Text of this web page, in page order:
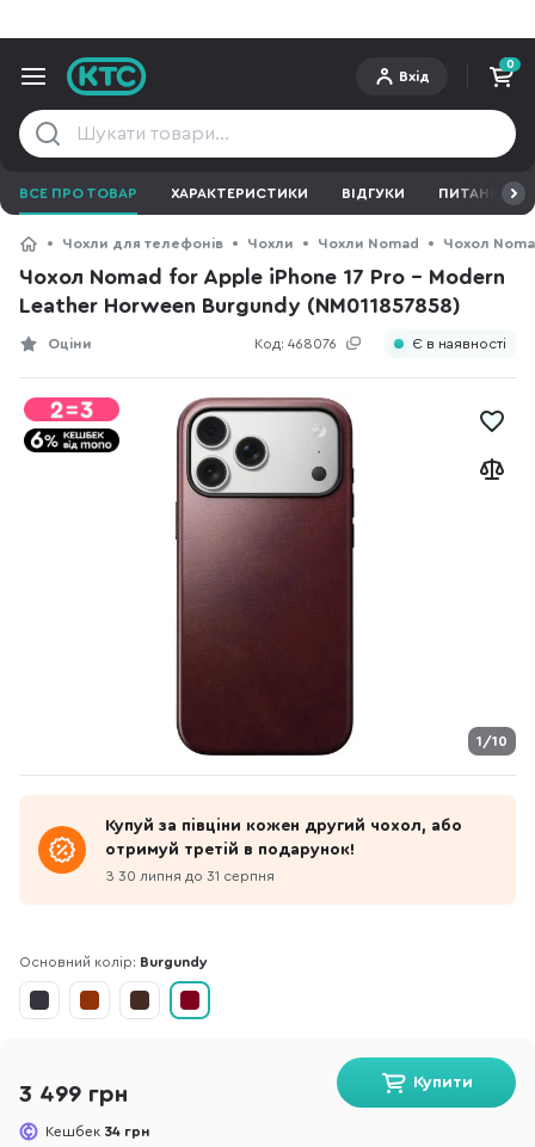
Вхід
0
ВСЕ ПРО ТОВАР ХАРАКТЕРИСТИКИ ВІДГУКИ ПИТАННЯ ТА
Чохли для телефонів Чохли Чохли Nomad Чохол
Чохол Nomad for Apple iPhone 17 Pro - Modern
Leather Horween Burgundy (NM011857858)
Код: 468076
Оціни Є в наявності
1/10
Купуй за півціни кожен другий чохол, або
отримуй третій в подарунок!
З 30 липня до 31 серпня
Основний колір: Burgundy
3 499 грн
Кешбек 34 грн
Купити